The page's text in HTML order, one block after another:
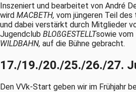
Inszeniert und bearbeitet von André
wird MACBETH, vom jüngeren Teil
und dabei verstärkt durch Mitglieder
Jugendclub BLOßGESTELLTsowie
WILDBAHN, auf die Bühne gebracht.
17./19./20./25./26./27.
Den VVk-Start geben wir im Frühjahr